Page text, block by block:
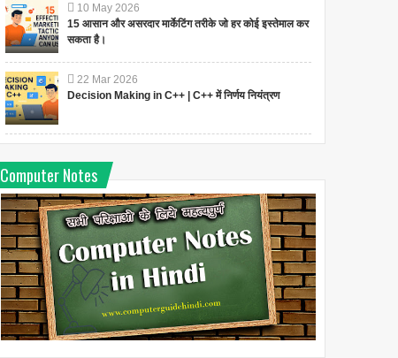
10 May 2026
15 आसान और असरदार मार्केटिंग तरीके जो हर कोई इस्तेमाल कर
सकता है।
22 Mar 2026
Decision Making in C++ | C++ में निर्णय नियंत्रण
Computer Notes